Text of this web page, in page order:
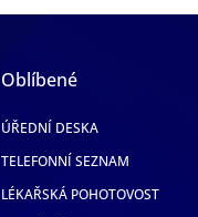
Oblíbené
ÚŘEDNÍ DESKA
TELEFONNÍ SEZNAM
LÉKAŘSKÁ POHOTOVOST